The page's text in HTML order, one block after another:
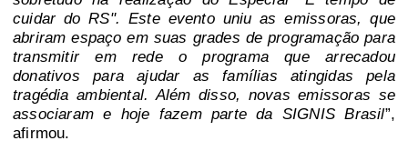
cuidar do RS". Este evento uniu as emissoras, que
abriram espaço em suas grades de programação para
transmitir em rede o programa que arrecadou
donativos para ajudar as famílias atingidas pela
tragédia ambiental. Além disso, novas emissoras se
associaram e hoje fazem parte da SIGNIS Brasil”,
afirmou.